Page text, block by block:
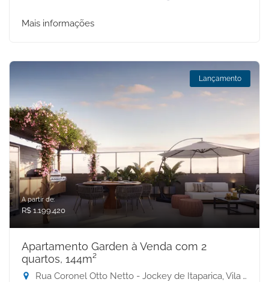
Mais informações
Lançamento
A partir de:
R$ 1.199.420
Apartamento Garden à Venda com 2
quartos, 144m²
Rua Coronel Otto Netto - Jockey de Itaparica, Vila Velha-ES